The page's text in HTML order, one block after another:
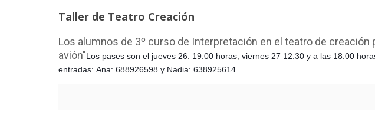
Taller de Teatro Creación
Los alumnos de 3º curso de Interpretación en el teatro de
avión"Los pases son el jueves 26. 19.00 horas, viernes 27 12.30 y a las 18.00
entradas: Ana: 688926598 y Nadia: 638925614.